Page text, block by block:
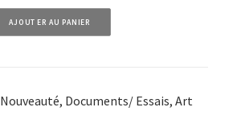
AJOUTER AU PANIER
Nouveauté, Documents/ Essais, Art